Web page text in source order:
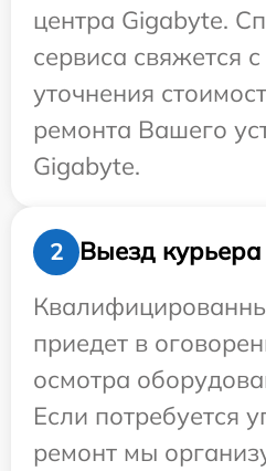
центра Gigabyte.
сервиса свяжется
уточнения
ремонта Вашего
Gigabyte.
2
Выезд
приедет в
осмотра
Если потребуется
ремонт мы